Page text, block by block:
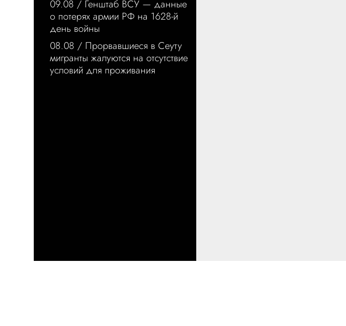
09.08 / Генштаб ВСУ — данные
о потерях армии РФ на 1628-й
день войны
08.08 / Прорвавшиеся в Сеуту
мигранты жалуются на отсутствие
условий для проживания